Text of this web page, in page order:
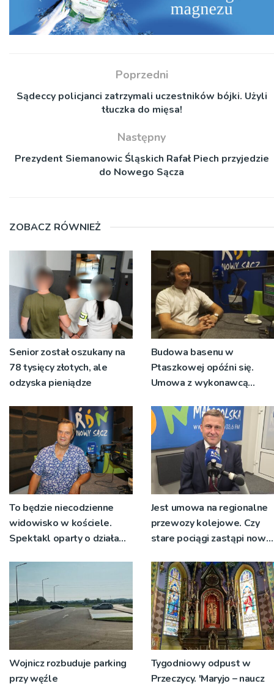
Poprzedni
Sądeccy policjanci zatrzymali uczestników bójki. Użyli
tłuczka do mięsa!
Następny
Prezydent Siemanowic Śląskich Rafał Piech przyjedzie
do Nowego Sącza
ZOBACZ RÓWNIEŻ
Senior został oszukany na
78 tysięcy złotych, ale
odzyska pieniądze
Budowa basenu w
Ptaszkowej opóźni się.
Umowa z wykonawcą
nie zostanie podpisana
To będzie niecodzienne
widowisko w kościele.
Spektakl oparty o działa
Jest umowa na regionalne
przewozy kolejowe. Czy
stare pociągi zastąpi nowy
Wojnicz rozbuduje parking
przy węźle
Tygodniowy odpust w
Przeczycy. 'Maryjo – naucz